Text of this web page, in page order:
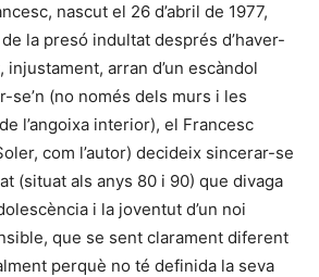
nascut el 26 d’abril de 1977,
la presó indultat després d’haver-
arran d’un escàndol
se’n (no només dels murs i les
l’angoixa interior), el Francesc
com l’autor) decideix sincerar-se
(situat als anys 80 i 90) que divaga
i la joventut d’un noi
que se sent clarament diferent
perquè no té definida la seva